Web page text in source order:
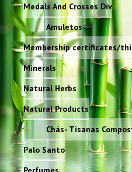
Medals And Crosses Div
Amuletos
Membership certificates/
Minerals
Natural Herbs
Natural Products
Chás- Tisanas
Palo Santo
Perfumes